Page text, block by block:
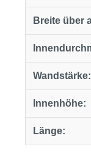
Breite über
Wandstärke:
Innenhöhe:
Länge: